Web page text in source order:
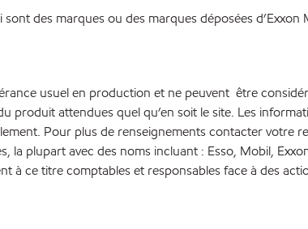
des marques ou des marques déposées
usuel en production et ne peuvent être
produit attendues quel qu’en soit le site. Les
Pour plus de renseignements contacter votre
la plupart avec des noms incluant : Esso, Mobil,
à ce titre comptables et responsables face à des